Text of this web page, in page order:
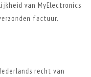
van MyElectronics
factuur.
recht van